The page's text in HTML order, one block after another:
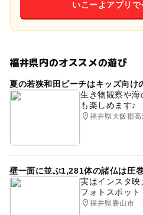
いこーよアプリで
福井県内のオススメの遊び
夏の若狭和田ビーチはキッズ向け
生き物観察や
も楽しめます♪
福井県大飯郡高
壁一面に並ぶ1,281体の諸仏は圧
実はインスタ
フォトスポット
福井県勝山市